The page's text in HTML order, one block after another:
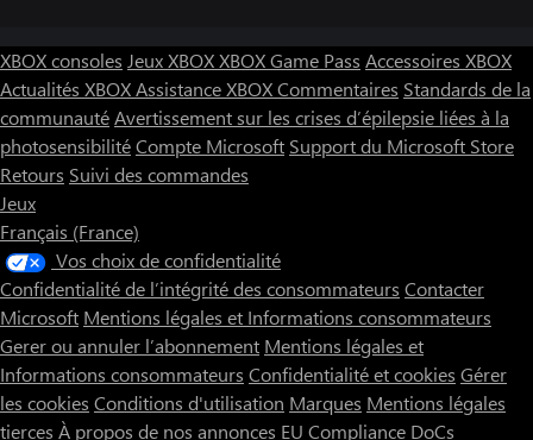
XBOX consoles Jeux XBOXXBOX Game Pass Accessoires XBOX
Actualités XBOXAssistance XBOXCommentaires Standards de la
communautéAvertissement sur les crises d’épilepsie liées à la
photosensibilitéCompte Microsoft Support du Microsoft Store
Retours Suivi des commandes
Jeux
Français (France)
Vos choix de confidentialité
Confidentialité de l’intégrité des consommateurs Contacter
Microsoft Mentions légales et Informations consommateurs
Gerer ou annuler l’abonnement Mentions légales et
Informations consommateurs Confidentialité et cookies Gérer
les cookies Conditions d'utilisation Marques Mentions légales
tierces À propos de nos annonces EU Compliance DoCs